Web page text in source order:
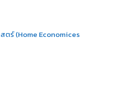
ตร์ (Home Economices